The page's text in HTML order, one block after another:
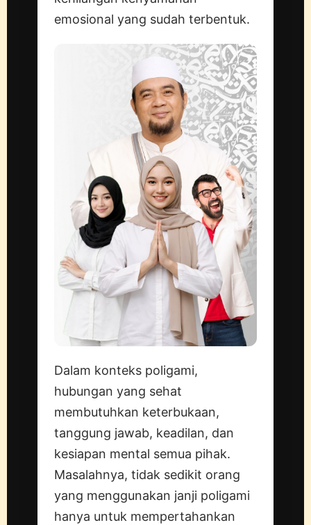
emosional yang sudah terbentuk.
Dalam konteks poligami,
hubungan yang sehat
membutuhkan keterbukaan,
tanggung jawab, keadilan, dan
kesiapan mental semua pihak.
Masalahnya, tidak sedikit orang
yang menggunakan janji poligami
hanya untuk mempertahankan